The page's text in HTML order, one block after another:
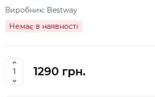
Виробник: Bestway
Немає в наявності
1290 грн.